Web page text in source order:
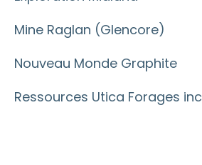
Mine Raglan (Glencore)
Nouveau Monde Graphite
Ressources Utica Forages